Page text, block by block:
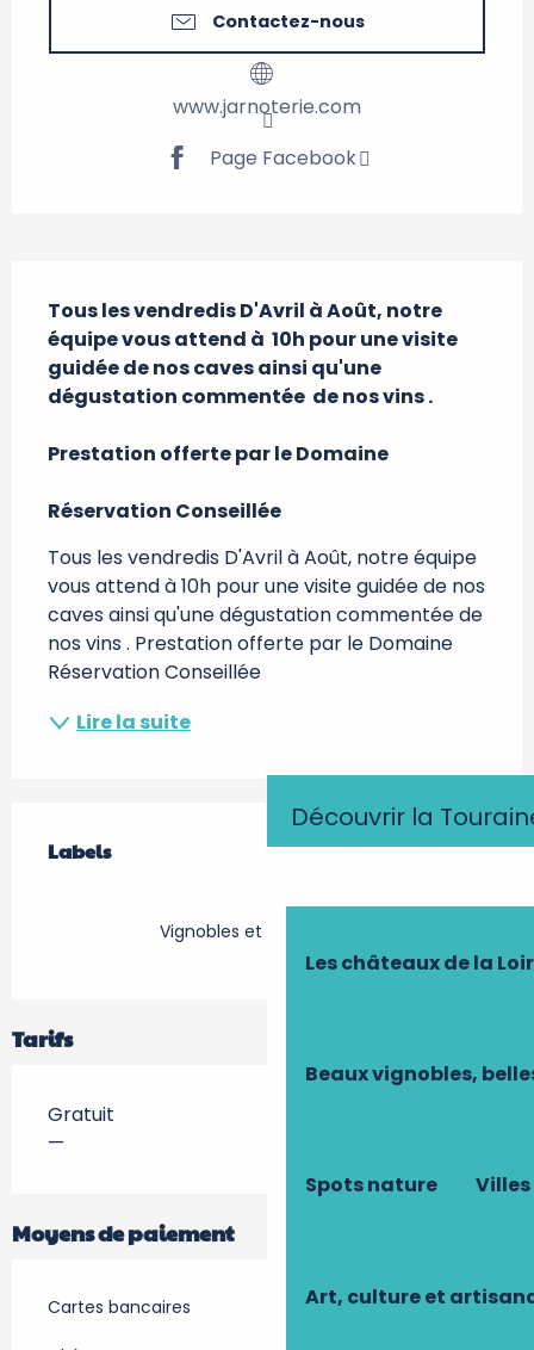
Découvrir la
Les châteaux de la
Beaux vignobles,
Spots nature
Art, culture et
Contactez-nous
www.jarnoterie.com
Page Facebook
Tous les vendredis D'Avril à Août, notre
équipe vous attend à  10h pour une visite
guidée de nos caves ainsi qu'une
dégustation commentée  de nos vins .
Prestation offerte par le Domaine
Réservation Conseillée
Tous les vendredis D'Avril à Août, notre équipe
vous attend à 10h pour une visite guidée de nos
caves ainsi qu'une dégustation commentée de
nos vins . Prestation offerte par le Domaine
Réservation Conseillée
Lire la suite
Labels
Labels
Vignobles et Découvertes
Tarifs
Gratuit
—
Moyens de paiement
Cartes bancaires